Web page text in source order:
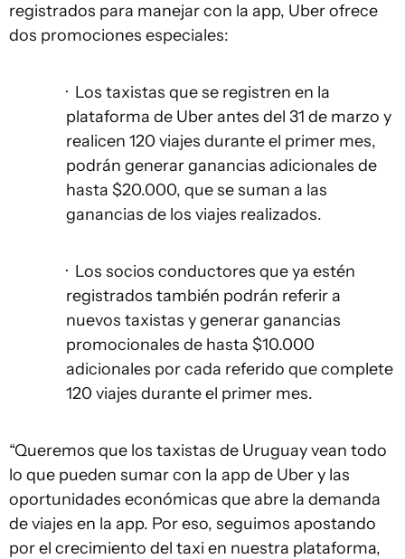
registrados para manejar con la app, Uber ofrece
dos promociones especiales:
· Los taxistas que se registren en la
plataforma de Uber antes del 31 de marzo y
realicen 120 viajes durante el primer mes,
podrán generar ganancias adicionales de
hasta $20.000, que se suman a las
ganancias de los viajes realizados.
· Los socios conductores que ya estén
registrados también podrán referir a
nuevos taxistas y generar ganancias
promocionales de hasta $10.000
adicionales por cada referido que complete
120 viajes durante el primer mes.
“Queremos que los taxistas de Uruguay vean todo
lo que pueden sumar con la app de Uber y las
oportunidades económicas que abre la demanda
de viajes en la app. Por eso, seguimos apostando
por el crecimiento del taxi en nuestra plataforma,